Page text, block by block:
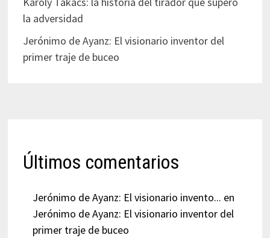
la adversidad
Jerónimo de Ayanz: El visionario inventor del
primer traje de buceo
Últimos comentarios
Jerónimo de Ayanz: El visionario invento... en
Jerónimo de Ayanz: El visionario inventor del
primer traje de buceo